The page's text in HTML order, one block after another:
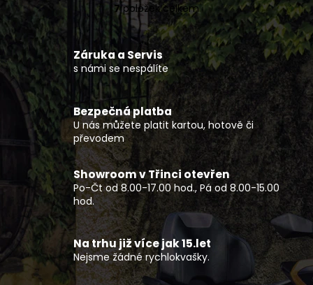
O
v
l
á
d
a
c
í
p
r
v
k
y
v
ý
p
i
s
7položek celkem
Záruka a Servis
s námi se nespálíte
Bezpečná platba
U nás můžete platit kartou, hotově či
převodem
Showroom v Třinci otevřen
Po-Čt od 8.00-17.00 hod., Pá od 8.00-15.00
hod.
Na trhu již více jak 15.let
Nejsme žádné rychlokvašky.